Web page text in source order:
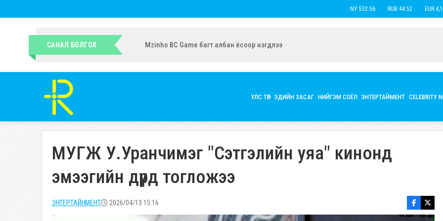
USD 3,593.50 CNY 532.56 RUB 44.52
САНАЛ БОЛГОХ УИХ-ын гишүүн Ч.Ундрамын экс нөхөр Б.Наранцацралт найзтай нь ханилан, бүл нэмжээ
УЛС ТӨР ЭДИЙН ЗАСАГ НИЙГЭМ СОЁЛ ЭНТЕРТАЙМЕНТ CELEBRITY
МУГЖ У.Уранчимэг "Сэтгэлийн уяа" кинонд
эмээгийн дүрд тогложээ
ЭНТЕРТАЙНМЕНТ 2026/04/13 15:16